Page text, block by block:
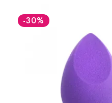
-30%